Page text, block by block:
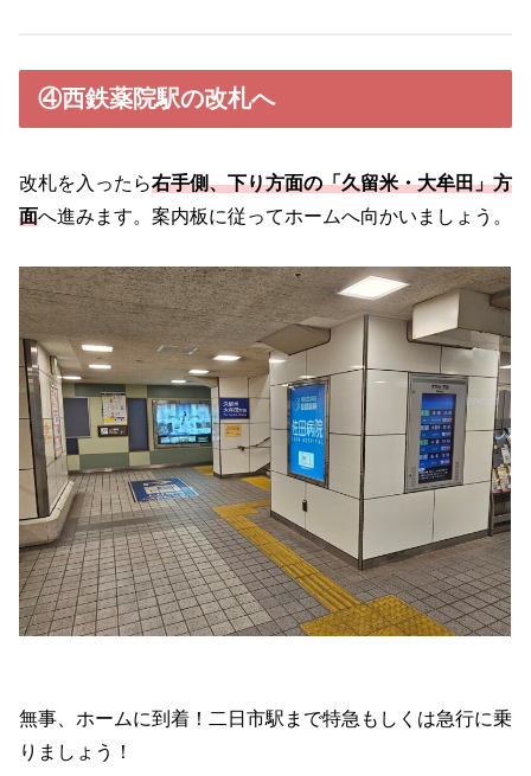
④西鉄薬院駅の改札へ
改札を入ったら右手側、下り方面の「久留米・大牟田」方
面へ進みます。案内板に従ってホームへ向かいましょう。
無事、ホームに到着！二日市駅まで特急もしくは急行に乗
りましょう！